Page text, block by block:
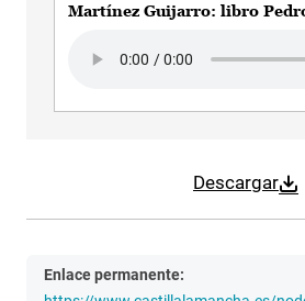
Descargar
Martínez Guijarro: libro
Enlace permanente: